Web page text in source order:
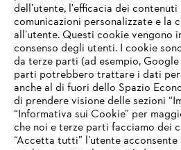
L’azienda
STIHL FAQ
Service
IHR BROWSER WIRD
dell’utente, l'efficacia dei
comunicazioni personalizzate e la
all’utente. Questi cookie vengono
consenso degli utenti. I cookie
da terze parti (ad esempio, Google
parti potrebbero trattare i dati
anche al di fuori dello Spazio
di prendere visione delle sezioni
“Informativa sui Cookie” per
che noi e terze parti facciamo dei
“Accetta tutti” l’utente